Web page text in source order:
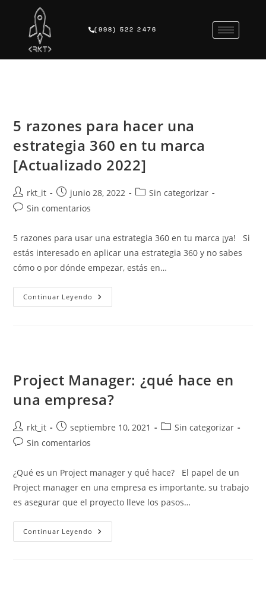
(998) 522 2476
5 razones para hacer una
estrategia 360 en tu marca
[Actualizado 2022]
rkt_it junio 28, 2022
Sin categorizar
Sin comentarios
5 razones para usar una estrategia 360 en tu marca ¡ya! Si
estás interesado en aplicar una estrategia 360 y no sabes
cómo o por dónde empezar, estás en…
Continuar Leyendo
Project Manager: ¿qué hace en
una empresa?
rkt_it septiembre 10, 2021
Sin categorizar
Sin comentarios
¿Qué es un Project manager y qué hace? El papel de un
Project manager en una empresa es importante, su trabajo
es asegurar que el proyecto lleve los pasos…
Continuar Leyendo